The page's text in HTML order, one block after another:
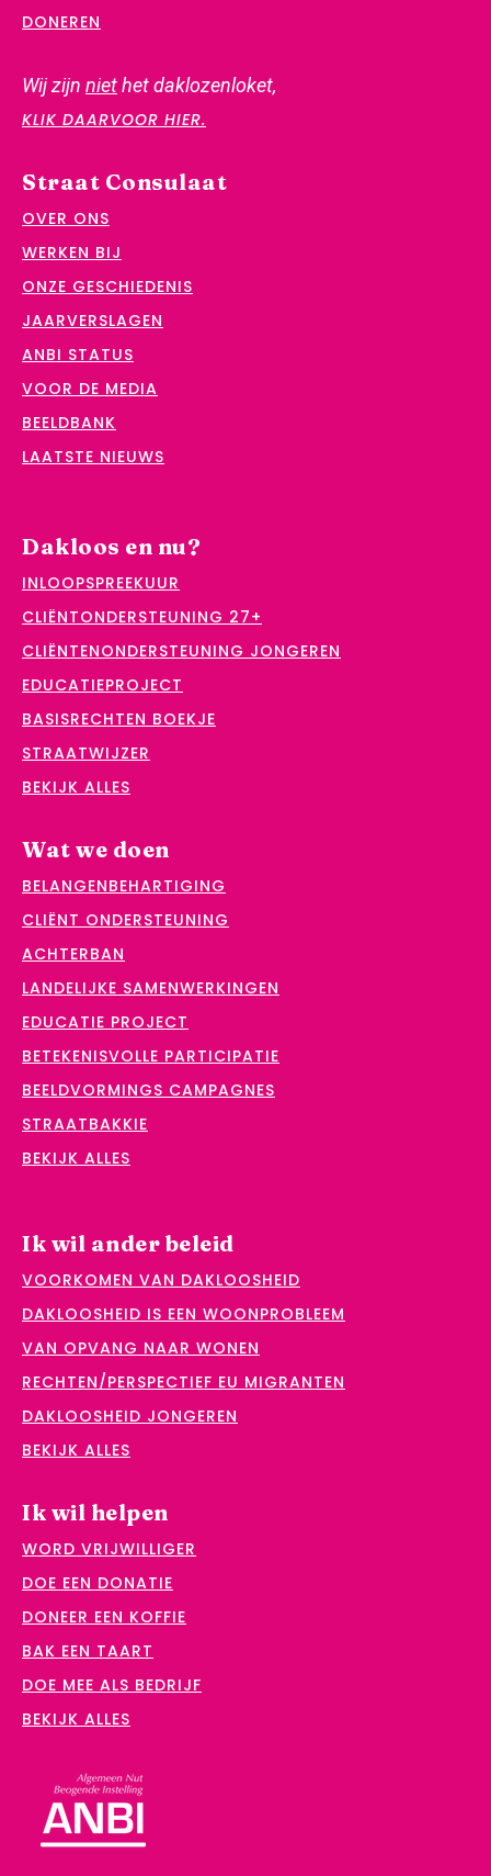
DONEREN
Wij zijn niethet daklozenloket,
KLIK DAARVOOR HIER.
Straat Consulaat
OVER ONS
WERKEN BIJ
ONZE GESCHIEDENIS
JAARVERSLAGEN
ANBI STATUS
VOOR DE MEDIA
BEELDBANK
LAATSTE NIEUWS
Dakloos en nu?
INLOOPSPREEKUUR
CLIËNTONDERSTEUNING 27+
CLIËNTENONDERSTEUNING JONGEREN
EDUCATIEPROJECT
BASISRECHTEN BOEKJE
STRAATWIJZER
BEKIJK ALLES
Wat we doen
BELANGENBEHARTIGING
CLIËNT ONDERSTEUNING
ACHTERBAN
LANDELIJKE SAMENWERKINGEN
EDUCATIE PROJECT
BETEKENISVOLLE PARTICIPATIE
BEELDVORMINGS CAMPAGNES
STRAATBAKKIE
BEKIJK ALLES
Ik wil ander beleid
VOORKOMEN VAN DAKLOOSHEID
DAKLOOSHEID IS EEN WOONPROBLEEM
VAN OPVANG NAAR WONEN
RECHTEN/PERSPECTIEF EU MIGRANTEN
DAKLOOSHEID JONGEREN
BEKIJK ALLES
Ik wil helpen
WORD VRIJWILLIGER
DOE EEN DONATIE
DONEER EEN KOFFIE
BAK EEN TAART
DOE MEE ALS BEDRIJF
BEKIJK ALLES